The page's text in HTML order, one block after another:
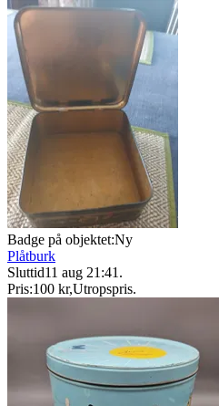
Badge på objektet:Ny
Plåtburk
Sluttid11 aug 21:41 .
Pris:100 kr,Utropspris.